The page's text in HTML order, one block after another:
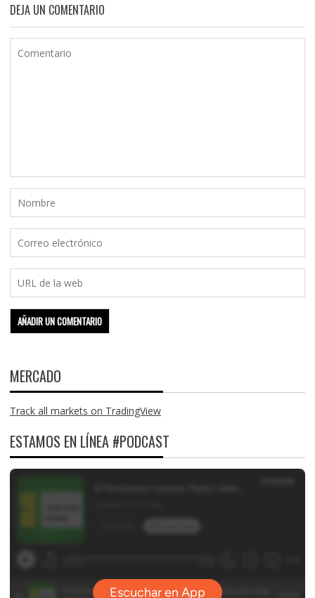
DEJA UN COMENTARIO
MERCADO
Track all markets on TradingView
ESTAMOS EN LÍNEA #PODCAST